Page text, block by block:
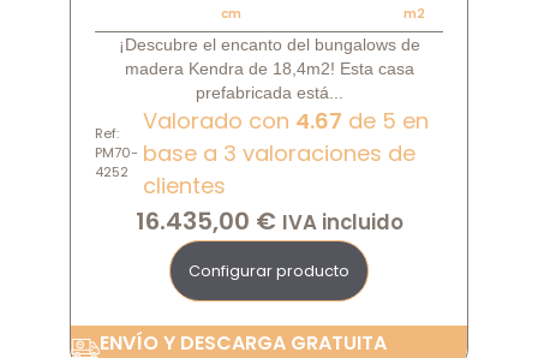
cm
m2
¡Descubre el encanto del bungalows de
madera Kendra de 18,4m2! Esta casa
prefabricada está...
Ref:
PM70-
4252
Valorado con 4.67 de 5 en
base a 3 valoraciones de
clientes
16.435,00 € IVA incluido
Configurar producto
ENVÍO Y DESCARGA GRATUITA